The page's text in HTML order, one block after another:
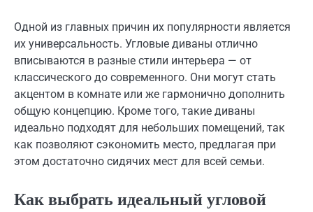
Одной из главных причин их популярности является
их универсальность. Угловые диваны отлично
вписываются в разные стили интерьера — от
классического до современного. Они могут стать
акцентом в комнате или же гармонично дополнить
общую концепцию. Кроме того, такие диваны
идеально подходят для небольших помещений, так
как позволяют сэкономить место, предлагая при
этом достаточно сидячих мест для всей семьи.
Как выбрать идеальный угловой